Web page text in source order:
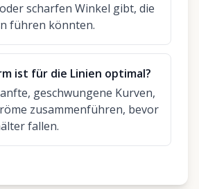
scharfen Winkel gibt, die
führen könnten.
ist für die Linien optimal?
geschwungene Kurven,
zusammenführen, bevor
fallen.